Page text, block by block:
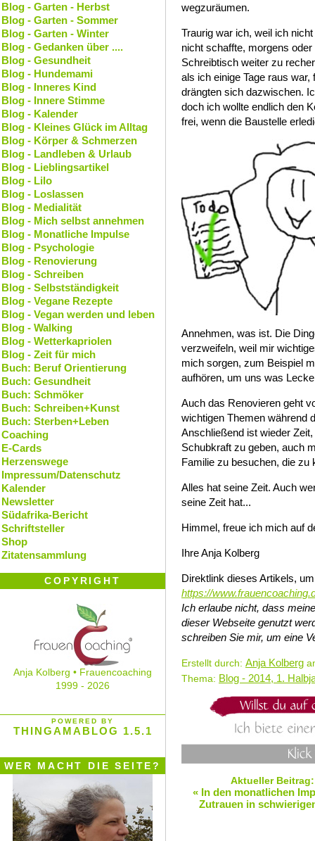
wegzuräumen.
Traurig war ich, weil ich
nicht schaffte, morgens
Schreibtisch weiter zu
als ich einige Tage raus
drängten sich dazwischen.
doch ich wollte endlich den
frei, wenn die Baustelle
Annehmen, was ist. Die
verzweifeln, weil mir
mich sorgen, zum Beispiel
aufhören, um uns was
Auch das Renovieren geht
wichtigen Themen während
Anschließend ist wieder
Schubkraft zu geben, auch
Familie zu besuchen, die zu
Alles hat seine Zeit. Auch
seine Zeit hat...
Himmel, freue ich mich auf
Ihre Anja Kolberg
Direktlink dieses Artikels,
https://
Ich erlaube nicht, dass
dieser Webseite genutzt
schreiben Sie mir, um eine
Erstellt durch: Anja Kolberg
Thema: Blog - 2014, 1.
Aktueller
« In den monatlichen
Zutrauen in
Blog - Garten - Herbst
Blog - Garten - Sommer
Blog - Garten - Winter
Blog - Gedanken über ....
Blog - Gesundheit
Blog - Hundemami
Blog - Inneres Kind
Blog - Innere Stimme
Blog - Kalender
Blog - Kleines Glück im Alltag
Blog - Körper & Schmerzen
Blog - Landleben & Urlaub
Blog - Lieblingsartikel
Blog - Lilo
Blog - Loslassen
Blog - Medialität
Blog - Mich selbst annehmen
Blog - Monatliche Impulse
Blog - Psychologie
Blog - Renovierung
Blog - Schreiben
Blog - Selbstständigkeit
Blog - Vegane Rezepte
Blog - Vegan werden und leben
Blog - Walking
Blog - Wetterkapriolen
Blog - Zeit für mich
Buch: Beruf Orientierung
Buch: Gesundheit
Buch: Schmöker
Buch: Schreiben+Kunst
Buch: Sterben+Leben
Coaching
E-Cards
Herzenswege
Impressum/Datenschutz
Kalender
Newsletter
Südafrika-Bericht
Schriftsteller
Shop
Zitatensammlung
COPYRIGHT
Anja Kolberg • Frauencoaching
1999 - 2026
POWERED BY
THINGAMABLOG 1.5.1
WER MACHT DIE SEITE?